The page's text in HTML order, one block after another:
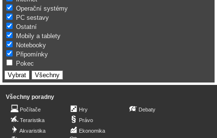
Operační systémy
PC sestavy
Ostatní
Mobily a tablety
Notebooky
Připomínky
Pokec
Všechny poradny
Počítače
Teraristika
Akvaristika
Hry
Právo
Ekonomika
Debaty